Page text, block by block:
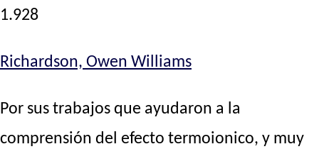
1.928
Richardson, Owen Williams
Por sus trabajos que ayudaron a la
comprensión del efecto termoionico, y muy